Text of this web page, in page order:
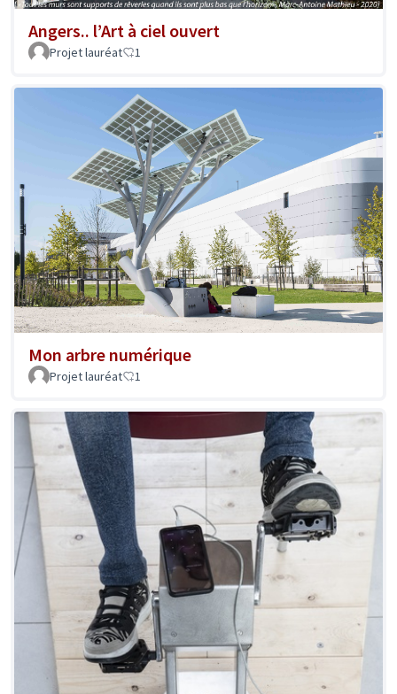
Angers.. l’Art à ciel ouvert
Projet lauréat 1
Mon arbre numérique
Projet lauréat 1